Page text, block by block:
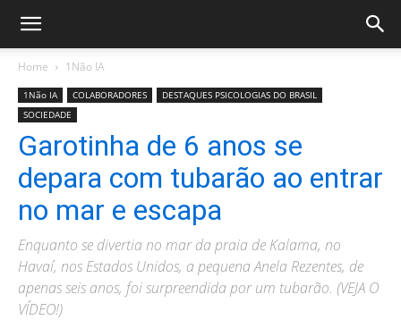
Home 1Não IA
1Não IA COLABORADORES
DESTAQUES PSICOLOGIAS DO BRASIL
SOCIEDADE
Garotinha de 6 anos se
depara com tubarão ao entrar
no mar e escapa
Enquanto se divertia no mar da praia de Kalama, no
Havaí, nos Estados Unidos, a pequena Anela Rezentes, de
apenas seis anos, foi surpreendida por um tubarão. (VEJA O
VÍDEO!)